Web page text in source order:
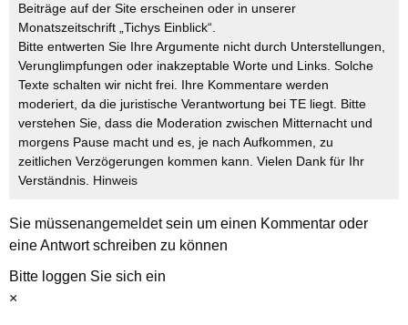
Beiträge auf der Site erscheinen oder in unserer
Monatszeitschrift „Tichys Einblick“.
Bitte entwerten Sie Ihre Argumente nicht durch Unterstellungen,
Verunglimpfungen oder inakzeptable Worte und Links. Solche
Texte schalten wir nicht frei. Ihre Kommentare werden
moderiert, da die juristische Verantwortung bei TE liegt. Bitte
verstehen Sie, dass die Moderation zwischen Mitternacht und
morgens Pause macht und es, je nach Aufkommen, zu
zeitlichen Verzögerungen kommen kann. Vielen Dank für Ihr
Verständnis. Hinweis
Sie müssenangemeldetsein um einen Kommentar oder
eine Antwort schreiben zu können
Bitte loggen Sie sich ein
×